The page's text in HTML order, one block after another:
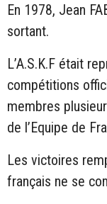
En 1978, Jean
sortant.
L’A.S.K.F était
compétitions
membres
de l’Equipe de
Les victoires
français ne se